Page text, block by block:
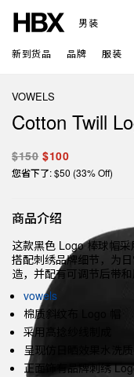
男装
新到货品 品牌 服装
VOWELS
Cotton Twill
$150 $100
您省下了: $50 (33% Off)
商品介绍
这款黑色 Logo 棒球帽
搭配刺绣品牌细节，为
造，并配有可调节后带
vowels
棉质斜纹布 Logo 帽
采用高捻纱线制成
呈现仿日晒效果水洗
正面饰有品牌刺绣